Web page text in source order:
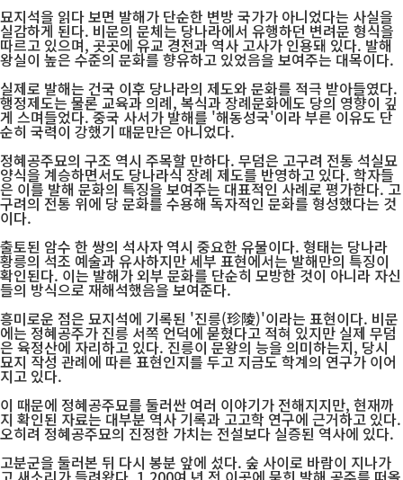
묘지석을 읽다 보면 발해가 단순한 변방 국가가 아니었다는 사실을
실감하게 된다. 비문의 문체는 당나라에서 유행하던 변려문 형식을
따르고 있으며, 곳곳에 유교 경전과 역사 고사가 인용돼 있다. 발해
왕실이 높은 수준의 문화를 향유하고 있었음을 보여주는 대목이다.
실제로 발해는 건국 이후 당나라의 제도와 문화를 적극 받아들였다.
행정제도는 물론 교육과 의례, 복식과 장례문화에도 당의 영향이 깊
게 스며들었다. 중국 사서가 발해를 '해동성국'이라 부른 이유도 단
순히 국력이 강했기 때문만은 아니었다.
정혜공주묘의 구조 역시 주목할 만하다. 무덤은 고구려 전통 석실묘
양식을 계승하면서도 당나라식 장례 제도를 반영하고 있다. 학자들
은 이를 발해 문화의 특징을 보여주는 대표적인 사례로 평가한다. 고
구려의 전통 위에 당 문화를 수용해 독자적인 문화를 형성했다는 것
이다.
출토된 암수 한 쌍의 석사자 역시 중요한 유물이다. 형태는 당나라
황릉의 석조 예술과 유사하지만 세부 표현에서는 발해만의 특징이
확인된다. 이는 발해가 외부 문화를 단순히 모방한 것이 아니라 자신
들의 방식으로 재해석했음을 보여준다.
흥미로운 점은 묘지석에 기록된 '진릉(珍陵)'이라는 표현이다. 비문
에는 정혜공주가 진릉 서쪽 언덕에 묻혔다고 적혀 있지만 실제 무덤
은 육정산에 자리하고 있다. 진릉이 문왕의 능을 의미하는지, 당시
묘지 작성 관례에 따른 표현인지를 두고 지금도 학계의 연구가 이어
지고 있다.
이 때문에 정혜공주묘를 둘러싼 여러 이야기가 전해지지만, 현재까
지 확인된 자료는 대부분 역사 기록과 고고학 연구에 근거하고 있다.
오히려 정혜공주묘의 진정한 가치는 전설보다 실증된 역사에 있다.
고분군을 둘러본 뒤 다시 봉분 앞에 섰다. 숲 사이로 바람이 지나가